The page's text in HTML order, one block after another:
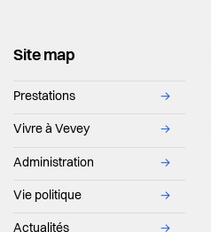
Site map
Prestations →
Vivre à Vevey →
Administration →
Vie politique →
Actualités →